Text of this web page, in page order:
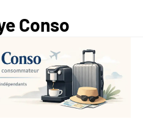
Conso
Le
du